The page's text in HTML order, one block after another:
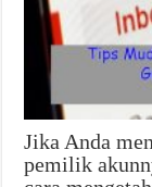
Jika Anda
pemilik